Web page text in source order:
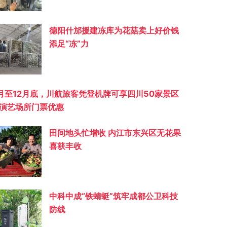
德阳什邡援建冻库为花菇卖上好价钱
添足“冻”力
至12月底，川航旅客凭登机牌可享四川50家景区
艺场所门票优惠
田间地头忙增收 内江市东兴区无花果
喜获丰收
中科中成“铁蜻蜓”筑牢成都公卫科技
防线